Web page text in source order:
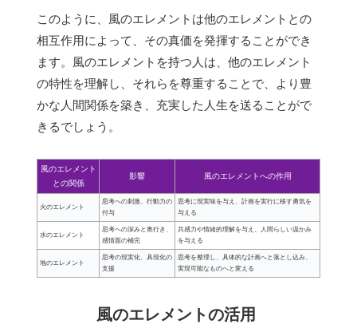
このように、風のエレメントは他のエレメントとの
相互作用によって、その真価を発揮することができ
ます。風のエレメントを持つ人は、他のエレメント
の特性を理解し、それらを尊重することで、より豊
かな人間関係を築き、充実した人生を送ることがで
きるでしょう。
風のエレメント
との関係
影響 風のエレメントへの作用
火のエレメント
思考への刺激、行動力の
付与
思考に現実味を与え、計画を実行に移す勇気を
与える
水のエレメント
思考への深みと奥行き、
感情面の補完
共感力や情緒的理解を与え、人間らしい温かみ
を与える
地のエレメント
思考の現実化、具現化の
支援
思考を整理し、具体的な計画へと落とし込み、
実現可能なものへと変える
風のエレメントの活用